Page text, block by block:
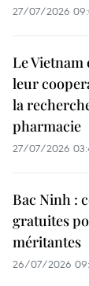
27/07/2026
Le Vietnam
leur
la
pharmacie
27/07/2026
Bac Ninh :
gratuites
méritantes
26/07/2026